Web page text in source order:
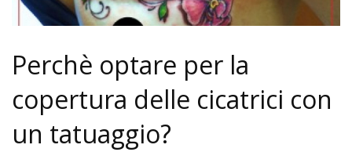
Perchè optare per la
copertura delle cicatrici con
un tatuaggio?